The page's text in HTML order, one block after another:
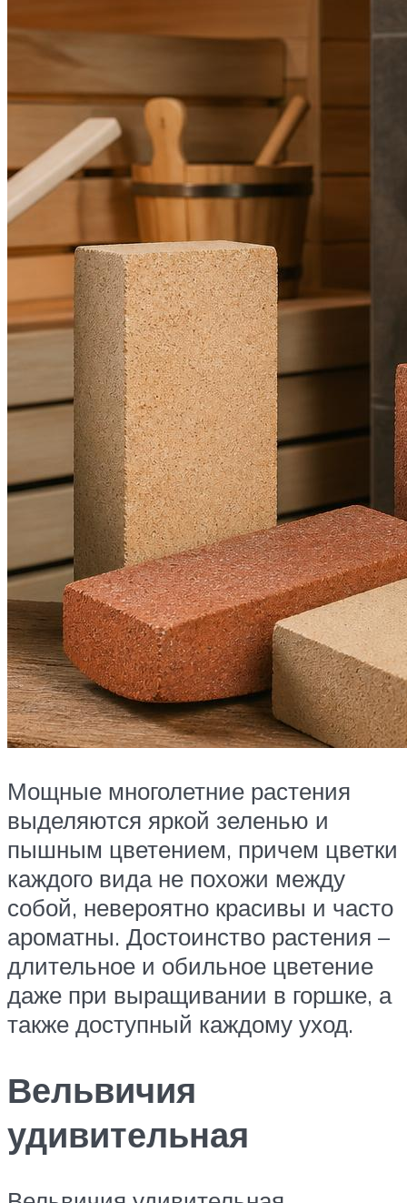
Мощные многолетние растения
выделяются яркой зеленью и
пышным цветением, причем цветки
каждого вида не похожи между
собой, невероятно красивы и часто
ароматны. Достоинство растения –
длительное и обильное цветение
даже при выращивании в горшке, а
также доступный каждому уход.
Вельвичия
удивительная